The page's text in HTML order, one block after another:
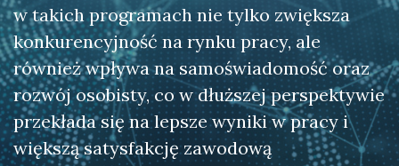
w takich programach nie tylko zwiększa
konkurencyjność na rynku pracy, ale
również wpływa na samoświadomość oraz
rozwój osobisty, co w dłuższej perspektywie
przekłada się na lepsze wyniki w pracy i
większą satysfakcję zawodową